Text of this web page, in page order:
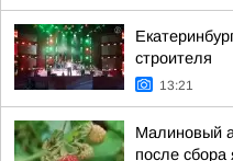
строителя
13:21
Малиновый
после сбора